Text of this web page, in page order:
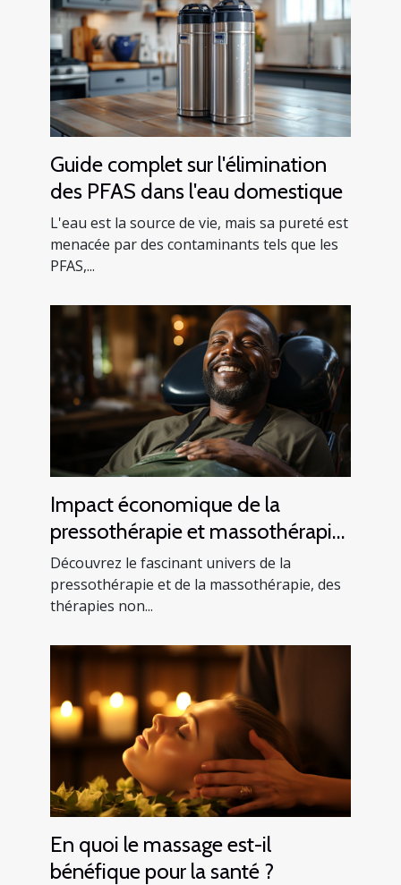
Guide complet sur l'élimination
des PFAS dans l'eau domestique
L'eau est la source de vie, mais sa pureté est
menacée par des contaminants tels que les
PFAS,...
Impact économique de la
pressothérapie et massothérapie :
une analyse de l'industrie du
bien-être
Découvrez le fascinant univers de la
pressothérapie et de la massothérapie, des
thérapies non...
En quoi le massage est-il
bénéfique pour la santé ?